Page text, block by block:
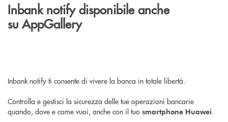
Inbank notify disponibile anche
su AppGallery
Inbank notify ti consente di vivere la banca in totale libertà.
Controlla e gestisci la sicurezza delle tue operazioni bancarie
quando, dove e come vuoi, anche con il tuo smartphone Huawei.